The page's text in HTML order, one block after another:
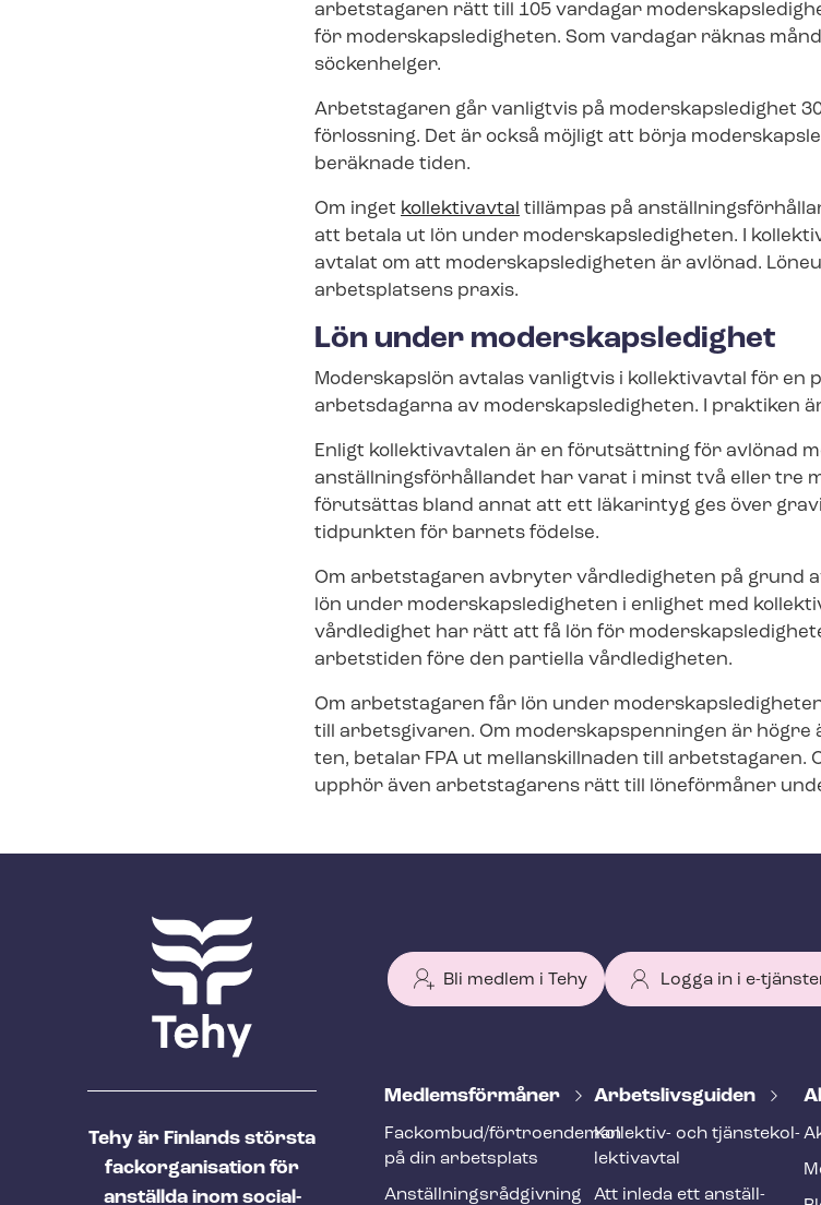
arbetstagaren rätt till 105 vardagar
för mo­der­skaps­le­dig­he­ten. Som vardagar räknas
söckenhelger.
Arbetstagaren går vanligtvis på mo­der­skaps­le­dig­het
förlossning. Det är också möjligt att börja
beräknade tiden.
Om inget kollektivavtal tillämpas på
att betala ut lön under mo­der­skaps­le­dig­he­ten. I
avtalat om att mo­der­skaps­le­dig­he­ten är avlönad.
arbetsplatsens praxis.
Lön under mo­der­skaps­le­dig­het
Moderskapslön avtalas vanligtvis i kollektivavtal för en
arbetsdagarna av mo­der­skaps­le­dig­he­ten. I praktiken
Enligt kollektivavtalen är en förutsättning för avlönad
an­ställ­nings­för­hål­lan­det har varat i minst två eller tre
förutsättas bland annat att ett läkarintyg ges över
tidpunkten för barnets födelse.
Om arbetstagaren avbryter vårdledigheten på grund
lön under mo­der­skaps­le­dig­he­ten i enlighet med
vårdledighet har rätt att få lön för
arbetstiden före den partiella vårdledigheten.
Om arbetstagaren får lön under
till arbetsgivaren. Om mo­der­skaps­pen­ning­en är
ten, betalar FPA ut mellanskillnaden till arbetstagaren.
upphör även arbetstagarens rätt till löneförmåner
Tehy är Finlands största
fackorganisation för
anställda inom social-
Bli medlem i Tehy Logga in i e-
T
h
y
Med­lems­för­må­ner
Fackombud/förtroendeman
på din arbetsplats
An­ställ­nings­råd­giv­ning
Ar­bets­livs­gui­den
Kollektiv- och tjäns­te­kol­
lek­tivav­tal
Att inleda ett an­ställ­